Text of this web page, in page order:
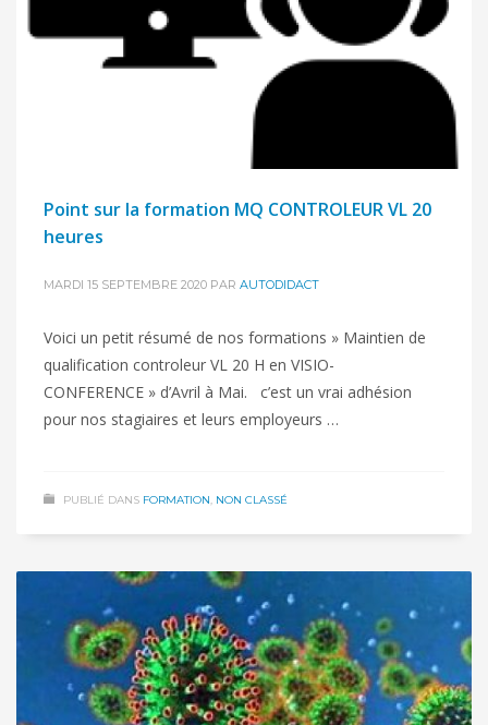
Point sur la formation MQ CONTROLEUR VL 20
heures
MARDI 15 SEPTEMBRE 2020 PAR AUTODIDACT
Voici un petit résumé de nos formations » Maintien de
qualification controleur VL 20 H en VISIO-
CONFERENCE » d’Avril à Mai. c’est un vrai adhésion
pour nos stagiaires et leurs employeurs …
PUBLIÉ DANS FORMATION NON CLASSÉ